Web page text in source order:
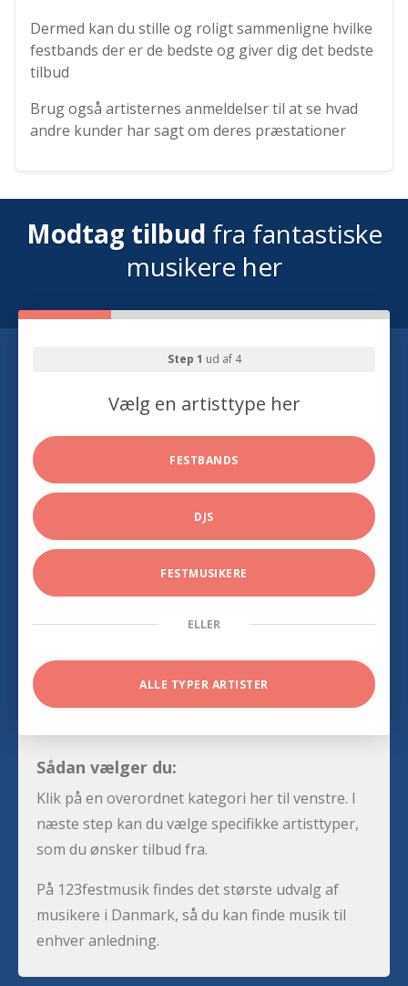
Dermed kan du stille og roligt sammenligne hvilke
festbands der er de bedste og giver dig det bedste
tilbud
Brug også artisternes anmeldelser til at se hvad
andre kunder har sagt om deres præstationer
Modtag tilbud fra fantastiske
musikere her
Step 1 ud af 4
Vælg en artisttype her
FESTBANDS
DJS
FESTMUSIKERE
ELLER
ALLE TYPER ARTISTER
Sådan vælger du:
Klik på en overordnet kategori her til venstre. I
næste step kan du vælge specifikke artisttyper,
som du ønsker tilbud fra.
På 123festmusik findes det største udvalg af
musikere i Danmark, så du kan finde musik til
enhver anledning.